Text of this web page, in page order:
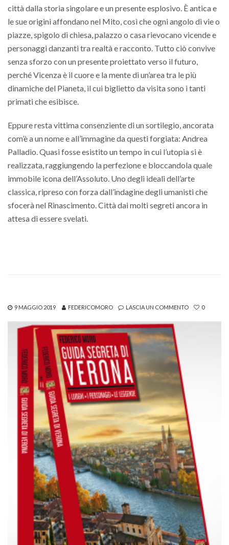
città dalla storia singolare e un presente esplosivo. È antica e
le sue origini affondano nel Mito, così che ogni angolo di vie o
piazze, spigolo di chiesa, palazzo o casa rievocano vicende e
personaggi danzanti tra realtà e racconto. Tutto ciò convive
senza sforzo con un presente proiettato verso il futuro,
perché Vicenza è il cuore e la mente di un’area tra le più
dinamiche del Pianeta, il cui biglietto da visita sono i tanti
primati che esibisce.
Eppure resta vittima consenziente di un sortilegio, ancorata
com’è a un nome e all’immagine da questi forgiata: Andrea
Palladio. Quasi fosse esistito un tempo in cui l’utopia si è
realizzata, raggiungendo la perfezione e bloccandola quale
immobile icona dell’Assoluto. Uno degli ideali dell’arte
classica, ripreso con forza dall’indagine degli umanisti che
sfocerà nel Rinascimento. Città dai molti segreti ancora in
attesa di essere svelati.
9 MAGGIO 2019 FEDERICOMORO LASCIA UN COMMENTO 0